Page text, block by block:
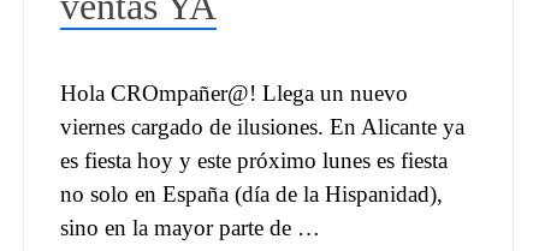
Hola CROmpañer@! Llega un nuevo
viernes cargado de ilusiones. En Alicante ya
es fiesta hoy y este próximo lunes es fiesta
no solo en España (día de la Hispanidad),
sino en la mayor parte de …